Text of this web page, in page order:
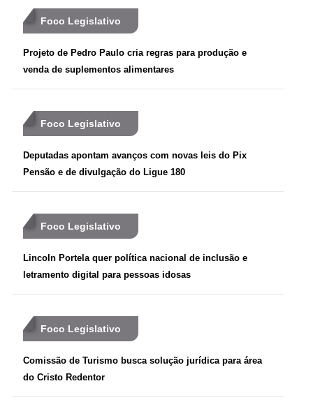
Foco Legislativo
Projeto de Pedro Paulo cria regras para produção e
venda de suplementos alimentares
Foco Legislativo
Deputadas apontam avanços com novas leis do Pix
Pensão e de divulgação do Ligue 180
Foco Legislativo
Lincoln Portela quer política nacional de inclusão e
letramento digital para pessoas idosas
Foco Legislativo
Comissão de Turismo busca solução jurídica para área
do Cristo Redentor